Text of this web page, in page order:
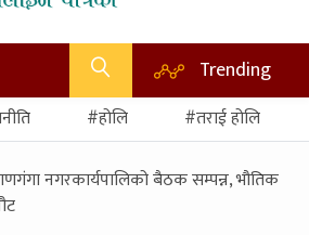
Trending
#होलि #तराई होलि
नगरकार्यपालिको बैठक सम्पन्न, भौतिक